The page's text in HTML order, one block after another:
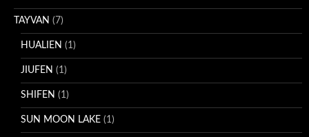
TAYVAN (7)
HUALIEN (1)
JIUFEN (1)
SHIFEN (1)
SUN MOON LAKE (1)